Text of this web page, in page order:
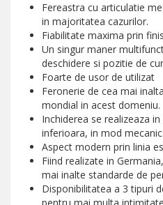
Fereastra cu articulatie
in majoritatea cazurilor.
Fiabilitate maxima prin
Un singur maner
deschidere si pozitie de
Foarte de usor de utilizat
Feronerie de cea mai
mondial in acest domeniu.
Inchiderea se realizeaza
inferioara, in mod mecanic.
Aspect modern prin linia
Fiind realizate in
mai inalte standarde de
Disponibilitatea a 3 tipuri